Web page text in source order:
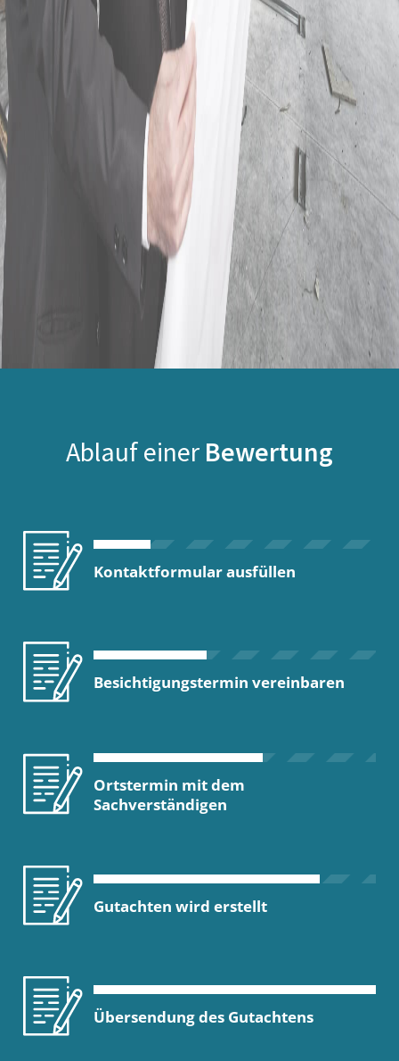
Ablauf einer Bewertung
Kontaktformular ausfüllen
Besichtigungstermin vereinbaren
Ortstermin mit dem
Sachverständigen
Gutachten wird erstellt
Übersendung des Gutachtens